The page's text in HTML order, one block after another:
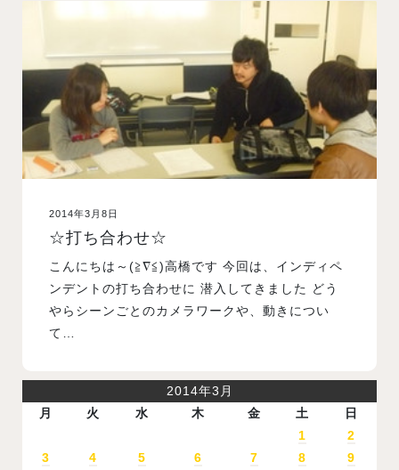
入試案内
学校情報
オープンキャンパス
訪問者別メニュー
2014年3月8日
☆打ち合わせ☆
こんにちは～(≧∇≦)高橋です 今回は、インディペ
ンデントの打ち合わせに 潜入してきました どう
やらシーンごとのカメラワークや、動きについ
て…
2014年3月
月
火 水 木 金 土 日
1
2
3
4 5 6 7 8
9